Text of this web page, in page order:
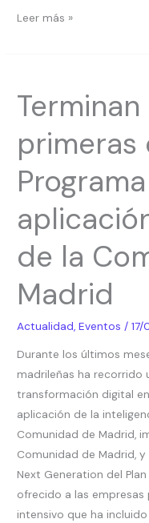
Leer más »
primeras
de la
Madrid
Actualidad,Eventos /
Durante los últimos
madrileñas ha recorrido
transformación digital
aplicación de la
Comunidad de Madrid,
Comunidad de Madrid,
Next Generation del
ofrecido a las
intensivo que ha
las
dos
primeras
oleadas
del
Programa
de
uso
y
para
pymes
la
Comunidad
de
Madrid